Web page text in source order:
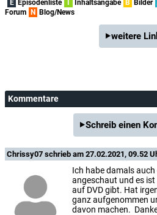
E Episodenliste I Inhaltsangabe B Bilder
Forum N Blog/News
weitere
Kommentare
Schreib einen
Chrissy07 schrieb am 27.02.2021, 09.52
Ich habe damals auch
angeschaut und es ist
auf DVD gibt. Hat
ganz aufgenommen
davon machen.